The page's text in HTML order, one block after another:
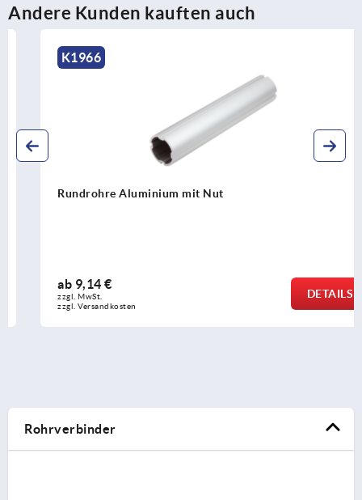
Andere Kunden kauften auch
K1966
Rundrohre Aluminium mit Nut
9,14 €
zzgl. MwSt.
zzgl. Versandkosten
DETAILS
Rohrverbinder